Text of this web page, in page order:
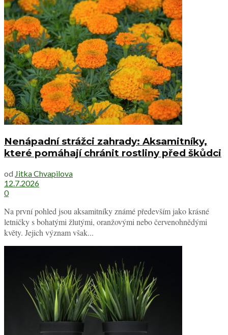
Nenápadní strážci zahrady: Aksamitníky,
které pomáhají chránit rostliny před škůdci
od Jitka Chvapilova
12.7.2026
0
Na první pohled jsou aksamitníky známé především jako krásné
letničky s bohatými žlutými, oranžovými nebo červenohnědými
květy. Jejich význam však...